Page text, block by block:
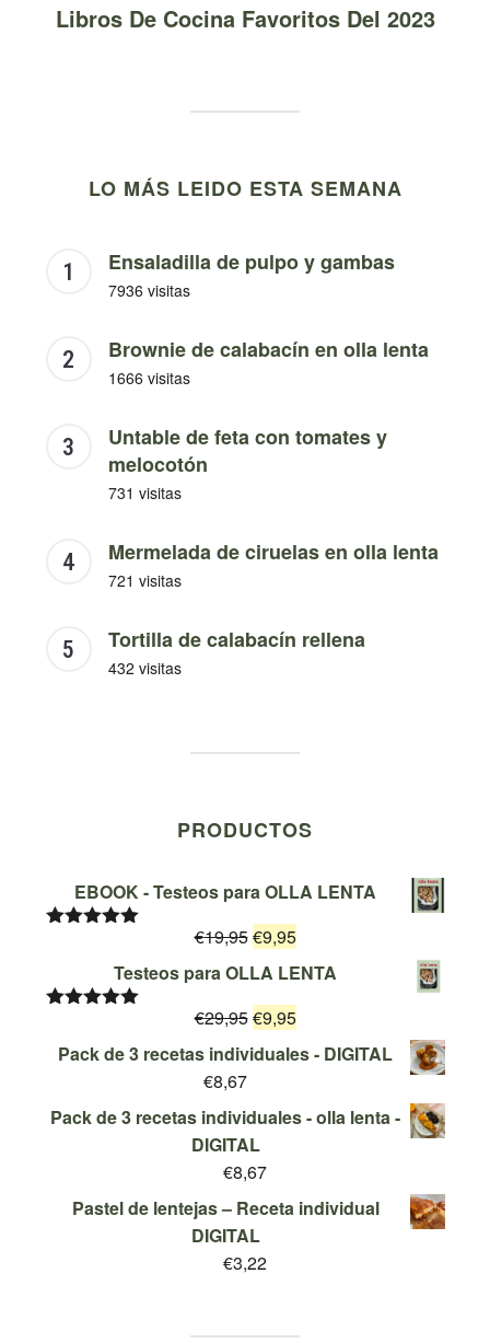
Libros De Cocina Favoritos Del 2023
LO MÁS LEIDO ESTA SEMANA
Ensaladilla de pulpo y gambas
7936 visitas
Brownie de calabacín en olla lenta
1666 visitas
Untable de feta con tomates y
melocotón
731 visitas
Mermelada de ciruelas en olla lenta
721 visitas
Tortilla de calabacín rellena
432 visitas
PRODUCTOS
EBOOK - Testeos para OLLA LENTA
€19,95El
precio
era:
€19,95.
€9,95El
precio
es:
€9,95.
Testeos para OLLA LENTA
5
€29,95El
precio
€29,95.
€9,95El
precio
€9,95.
Pack de 3 recetas individuales - DIGITAL
€8,67
Pack de 3 recetas individuales - olla lenta -
DIGITAL
€8,67
Pastel de lentejas – Receta individual
DIGITAL
€3,22